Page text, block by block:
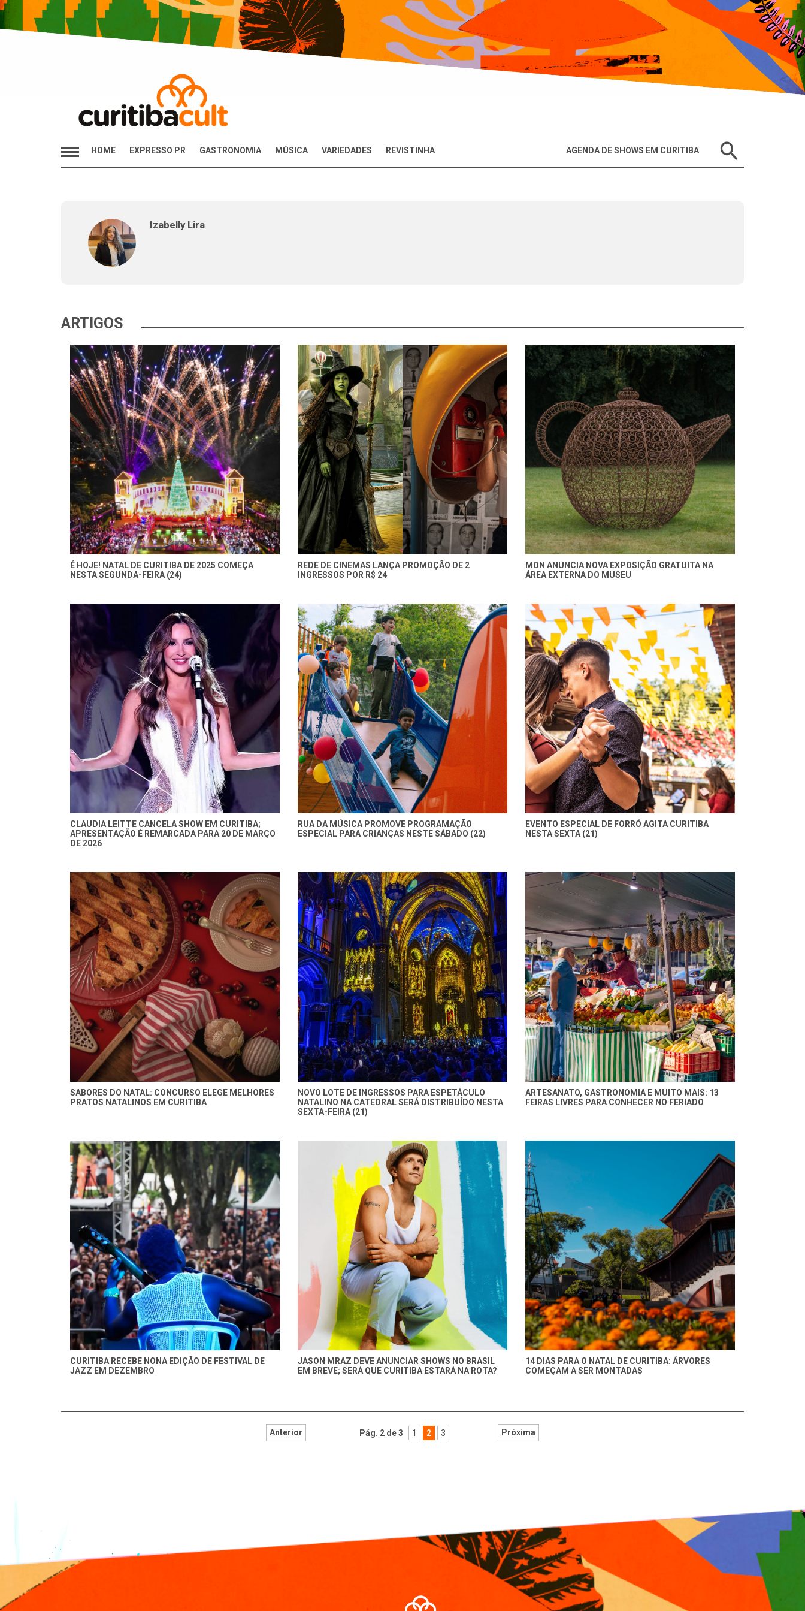
HOME EXPRESSO PR GASTRONOMIA MÚSICA VARIEDADES REVISTINHA AGENDA DE SHOWS EM CURITIBA
Izabelly Lira
ARTIGOS
É HOJE! NATAL DE CURITIBA DE 2025 COMEÇA
NESTA SEGUNDA-FEIRA (24)
REDE DE CINEMAS LANÇA PROMOÇÃO DE 2
INGRESSOS POR R$ 24
MON ANUNCIA NOVA EXPOSIÇÃO GRATUITA NA
ÁREA EXTERNA DO MUSEU
CLAUDIA LEITTE CANCELA SHOW EM CURITIBA;
APRESENTAÇÃO É REMARCADA PARA 20 DE MARÇO
DE 2026
RUA DA MÚSICA PROMOVE PROGRAMAÇÃO
ESPECIAL PARA CRIANÇAS NESTE SÁBADO (22)
EVENTO ESPECIAL DE FORRÓ AGITA CURITIBA
NESTA SEXTA (21)
SABORES DO NATAL: CONCURSO ELEGE MELHORES
PRATOS NATALINOS EM CURITIBA
NOVO LOTE DE INGRESSOS PARA ESPETÁCULO
NATALINO NA CATEDRAL SERÁ DISTRIBUÍDO NESTA
SEXTA-FEIRA (21)
ARTESANATO, GASTRONOMIA E MUITO MAIS: 13
FEIRAS LIVRES PARA CONHECER NO FERIADO
CURITIBA RECEBE NONA EDIÇÃO DE FESTIVAL DE
JAZZ EM DEZEMBRO
JASON MRAZ DEVE ANUNCIAR SHOWS NO BRASIL
EM BREVE; SERÁ QUE CURITIBA ESTARÁ NA ROTA?
14 DIAS PARA O NATAL DE CURITIBA: ÁRVORES
COMEÇAM A SER MONTADAS
Pág. 2 de 3
Anterior 1 2 3 Próxima